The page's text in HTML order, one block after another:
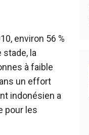
environ 56 %
la
à faible
un effort
indonésien a
pour les